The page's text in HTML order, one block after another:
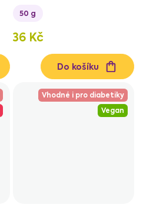
50 g
36 Kč
Do košíku
Vhodné i pro diabetiky
Vegan